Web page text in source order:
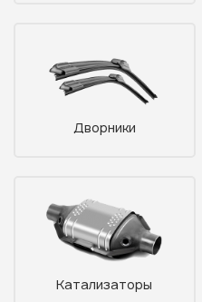
Дворники
Катализаторы